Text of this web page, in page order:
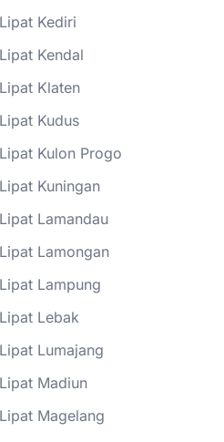
Kediri
Kendal
Klaten
Kudus
Kulon Progo
Kuningan
Lamandau
Lamongan
Lampung
Lebak
Lumajang
Madiun
Magelang